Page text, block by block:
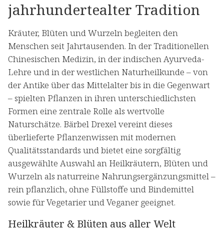
jahrhundertealter Tradition
Kräuter, Blüten und Wurzeln begleiten den
Menschen seit Jahrtausenden. In der Traditionellen
Chinesischen Medizin, in der indischen Ayurveda-
Lehre und in der westlichen Naturheilkunde – von
der Antike über das Mittelalter bis in die Gegenwart
– spielten Pflanzen in ihren unterschiedlichsten
Formen eine zentrale Rolle als wertvolle
Naturschätze. Bärbel Drexel vereint dieses
überlieferte Pflanzenwissen mit modernen
Qualitätsstandards und bietet eine sorgfältig
ausgewählte Auswahl an Heilkräutern, Blüten und
Wurzeln als naturreine Nahrungsergänzungsmittel –
rein pflanzlich, ohne Füllstoffe und Bindemittel
sowie für Vegetarier und Veganer geeignet.
Heilkräuter & Blüten aus aller Welt